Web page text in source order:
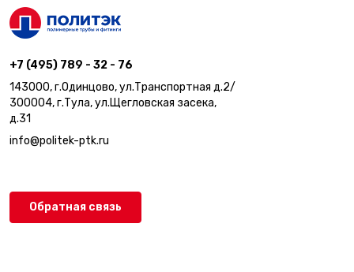
+7 (495) 789 - 32 - 76
143000, г.Одинцово, ул.Транспортная д.2/
300004, г.Тула, ул.Щегловская засека,
д.31
info@politek-ptk.ru
Обратная связь